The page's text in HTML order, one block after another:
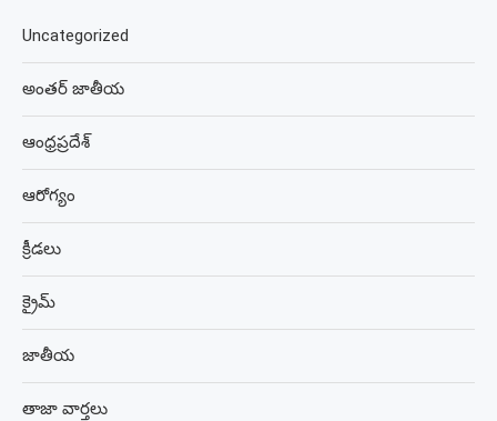
Uncategorized
అంతర్ జాతీయ
ఆంధ్రప్రదేశ్
ఆరోగ్యం
క్రీడలు
క్రైమ్
జాతీయ
తాజా వార్తలు